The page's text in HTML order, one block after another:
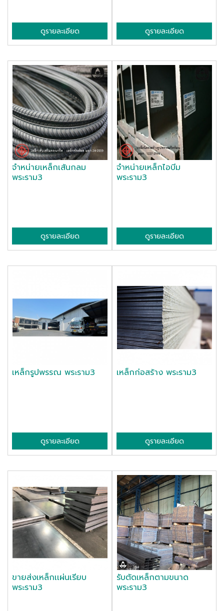
ดูรายละเอียด ดูรายละเอียด
จำหน่ายเหล็กเส้นกลม
พระราม3
ดูรายละเอียด
จำหน่ายเหล็กไอบีม
พระราม3
ดูรายละเอียด
เหล็กรูปพรรณ พระราม3
ดูรายละเอียด
เหล็กก่อสร้าง พระราม3
ดูรายละเอียด
ขายส่งเหล็กเเผ่นเรียบ
พระราม3
รับตัดเหล็กตามขนาด
พระราม3